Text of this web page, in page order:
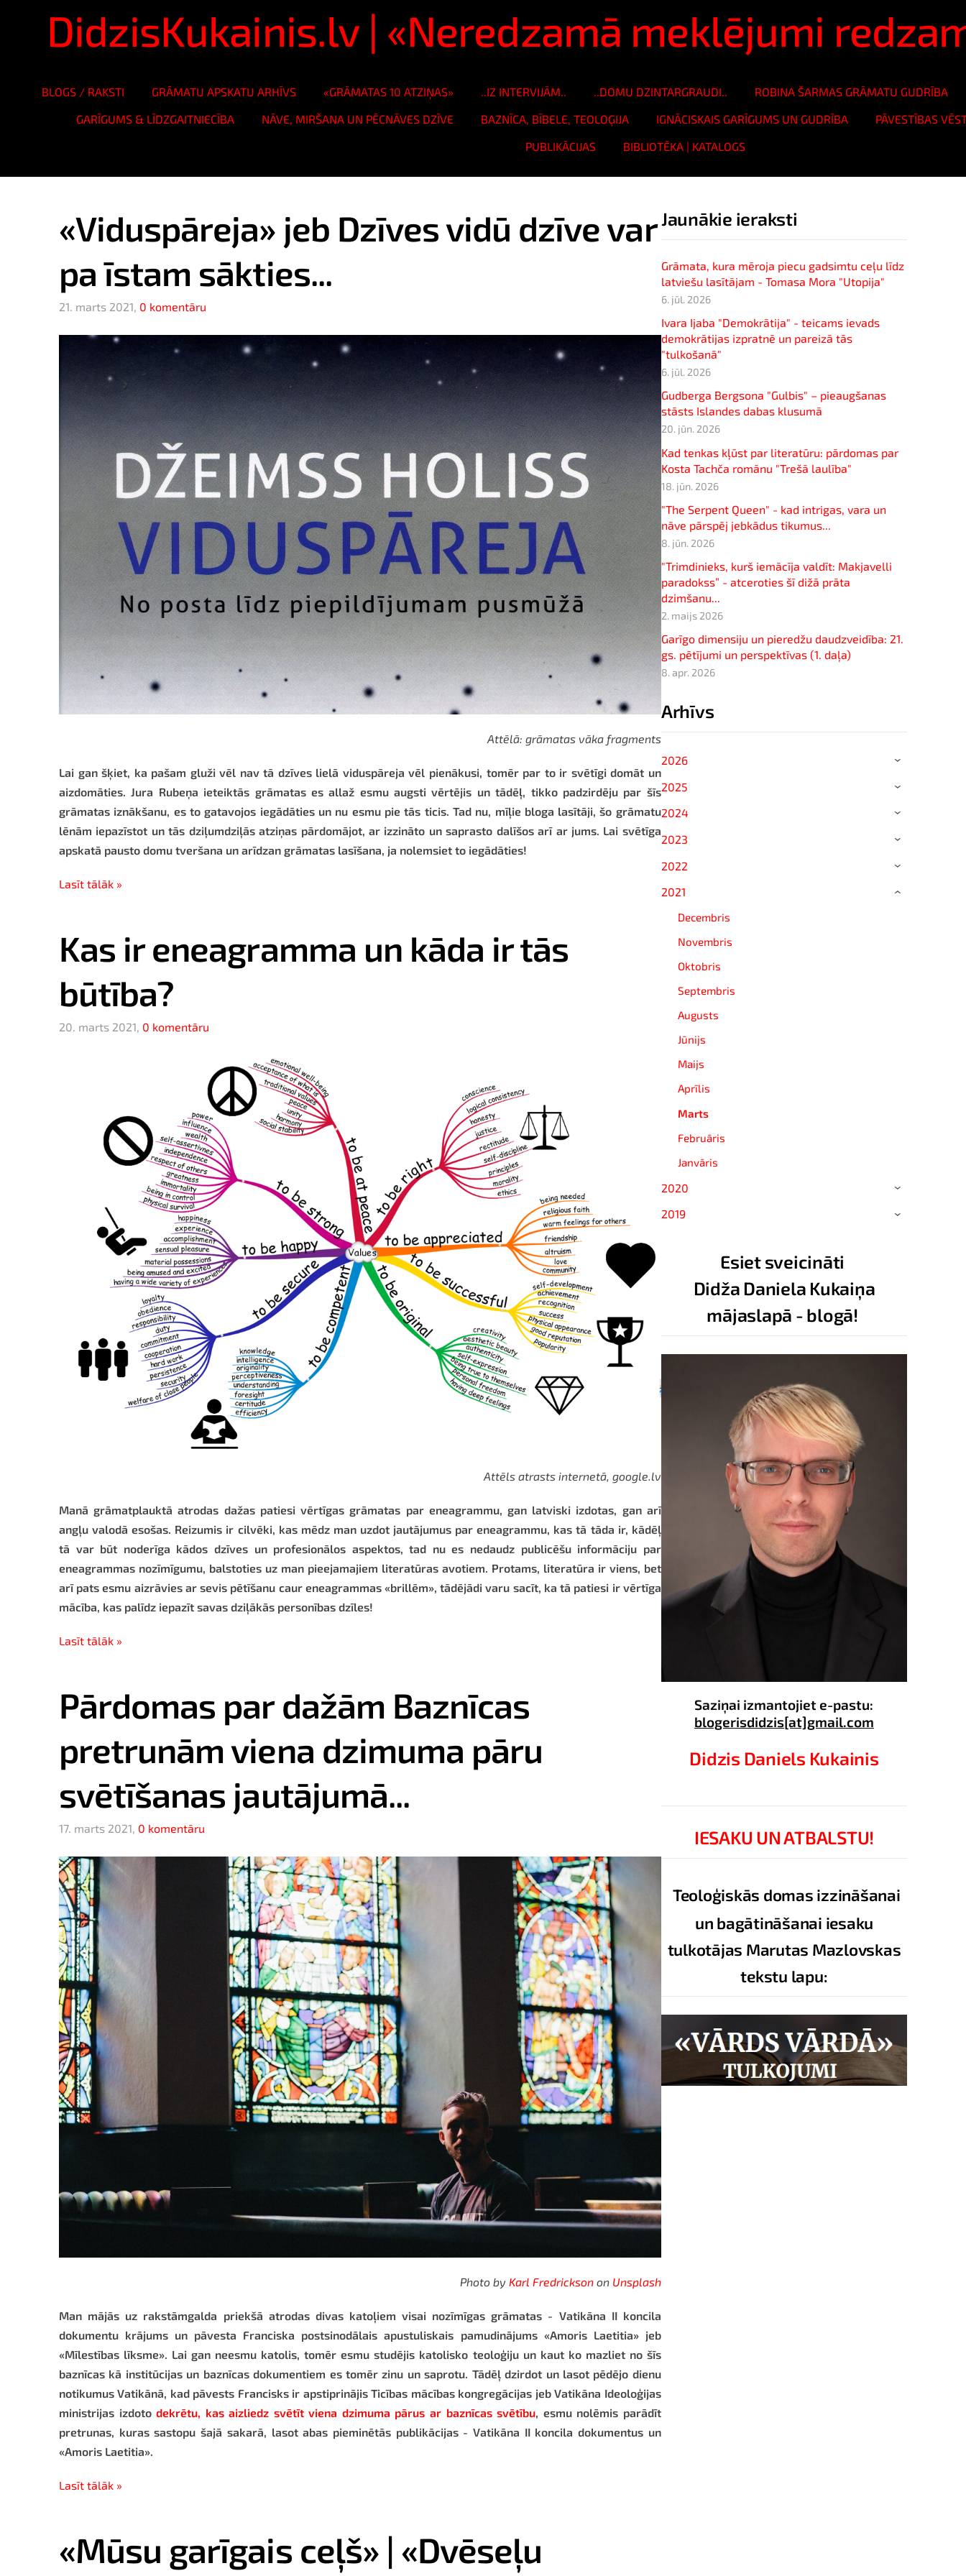
DidzisKukainis.lv | «Neredzamā meklējumi
BLOGS / RAKSTI GRĀMATU APSKATU ARHĪVS «GRĀMATAS 10 ATZIŅAS» ..IZ INTERVIJĀM.. ..DOMU DZINTARGRAUDI..
ROBINA ŠARMAS GRĀMATU GUDRĪBA
GARĪGUMS & LĪDZGAITNIECĪBA
NĀVE, MIRŠANA UN PĒCNĀVES DZĪVE BAZNĪCA, BĪBELE, TEOLOĢIJA IGNĀCISKAIS GARĪGUMS UN GUDRĪBA
PĀVESTĪBAS
PUBLIKĀCIJAS
BIBLIOTĒKA | KATALOGS
Jaunākie ieraksti
Grāmata, kura mēroja piecu gadsimtu ceļu līdz
latviešu lasītājam - Tomasa Mora "Utopija"
6. jūl. 2026
Ivara Ijaba "Demokrātija" - teicams ievads
demokrātijas izpratnē un pareizā tās
"tulkošanā"
6. jūl. 2026
Gudberga Bergsona "Gulbis" – pieaugšanas
stāsts Islandes dabas klusumā
20. jūn. 2026
Kad tenkas kļūst par literatūru: pārdomas par
Kosta Tachča romānu "Trešā laulība"
18. jūn. 2026
"The Serpent Queen" - kad intrigas, vara un
nāve pārspēj jebkādus tikumus...
8. jūn. 2026
"Trimdinieks, kurš iemācīja valdīt: Makjavelli
paradokss” - atceroties šī dižā prāta
dzimšanu...
2. maijs 2026
Garīgo dimensiju un pieredžu daudzveidība: 21.
gs. pētījumi un perspektīvas (1. daļa)
8. apr. 2026
Arhīvs
2026 ›
2025 ›
2024 ›
2023 ›
2022 ›
2021
Decembris
Novembris
Oktobris
Septembris
Augusts
Jūnijs
Maijs
Aprīlis
Marts
Februāris
Janvāris
›
2020 ›
2019 ›
Esiet sveicināti
Didža Daniela Kukaiņa
mājaslapā - blogā!
Saziņai izmantojiet e-pastu:
blogerisdidzis[at]gmail.com
Didzis Daniels Kukainis
IESAKU UN ATBALSTU!
Teoloģiskās domas izzināšanai
un bagātināšanai iesaku
tulkotājas Marutas Mazlovskas
tekstu lapu:
«Viduspāreja» jeb Dzīves vidū dzīve var
pa īstam sākties...
21. marts 2021, 0 komentāru
Attēlā: grāmatas vāka fragments
Lai gan šķiet, ka pašam gluži vēl nav tā dzīves lielā viduspāreja vēl pienākusi, tomēr par to ir svētīgi domāt un
aizdomāties. Jura Rubeņa ieteiktās grāmatas es allaž esmu augsti vērtējis un tādēļ, tikko padzirdēju par šīs
grāmatas iznākšanu, es to gatavojos iegādāties un nu esmu pie tās ticis. Tad nu, mīļie bloga lasītāji, šo grāmatu
lēnām iepazīstot un tās dziļumdziļās atziņas pārdomājot, ar izzināto un saprasto dalīšos arī ar jums. Lai svētīga
apskatā pausto domu tveršana un arīdzan grāmatas lasīšana, ja nolemsiet to iegādāties!
Lasīt tālāk »
Kas ir eneagramma un kāda ir tās
būtība?
20. marts 2021, 0 komentāru
Attēls atrasts internetā, google.lv
Manā grāmatplauktā atrodas dažas patiesi vērtīgas grāmatas par eneagrammu, gan latviski izdotas, gan arī
angļu valodā esošas. Reizumis ir cilvēki, kas mēdz man uzdot jautājumus par eneagrammu, kas tā tāda ir, kādēļ
tā var būt noderīga kādos dzīves un profesionālos aspektos, tad nu es nedaudz publicēšu informāciju par
eneagrammas nozīmīgumu, balstoties uz man pieejamajiem literatūras avotiem. Protams, literatūra ir viens, bet
arī pats esmu aizrāvies ar sevis pētīšanu caur eneagrammas «brillēm», tādējādi varu sacīt, ka tā patiesi ir vērtīga
mācība, kas palīdz iepazīt savas dziļākās personības dzīles!
Lasīt tālāk »
Pārdomas par dažām Baznīcas
pretrunām viena dzimuma pāru
svētīšanas jautājumā...
17. marts 2021, 0 komentāru
Photo by Karl Fredricksonon Unsplash
Man mājās uz rakstāmgalda priekšā atrodas divas katoļiem visai nozīmīgas grāmatas - Vatikāna II koncila
dokumentu krājums un pāvesta Franciska postsinodālais apustuliskais pamudinājums «Amoris Laetitia» jeb
«Mīlestības līksme». Lai gan neesmu katolis, tomēr esmu studējis katolisko teoloģiju un kaut ko mazliet no šīs
baznīcas kā institūcijas un baznīcas dokumentiem es tomēr zinu un saprotu. Tādēļ dzirdot un lasot pēdējo dienu
notikumus Vatikānā, kad pāvests Francisks ir apstiprinājis Ticības mācības kongregācijas jeb Vatikāna Ideoloģijas
ministrijas izdotodekrētu, kas aizliedz svētīt viena dzimuma pārus ar baznīcas svētību, esmu nolēmis parādīt
pretrunas, kuras sastopu šajā sakarā, lasot abas pieminētās publikācijas - Vatikāna II koncila dokumentus un
«Amoris Laetitia».
Lasīt tālāk »
«Mūsu garīgais ceļš» | «Dvēseļu